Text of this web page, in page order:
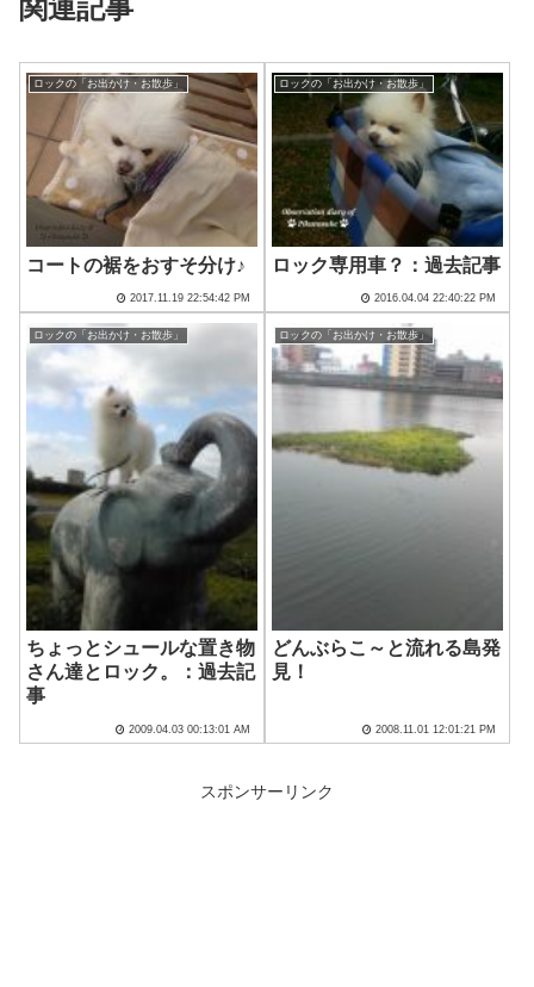
関連記事
ロックの「お出かけ・お散歩」
コートの裾をおすそ分け♪
2017.11.19 22:54:42 PM
ロックの「お出かけ・お散歩」
ロック専用車？：過去記事
2016.04.04 22:40:22 PM
ロックの「お出かけ・お散歩」
ちょっとシュールな置き物
さん達とロック。：過去記
事
2009.04.03 00:13:01 AM
ロックの「お出かけ・お散歩」
どんぶらこ～と流れる島発
見！
2008.11.01 12:01:21 PM
スポンサーリンク